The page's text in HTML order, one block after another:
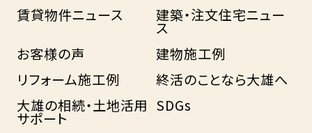
賃貸物件ニュース
建築・注文住宅ニュー
ス
お客様の声
建物施工例
リフォーム施工例
終活のことなら大雄へ
大雄の相続・土地活用
サポート
SDGs